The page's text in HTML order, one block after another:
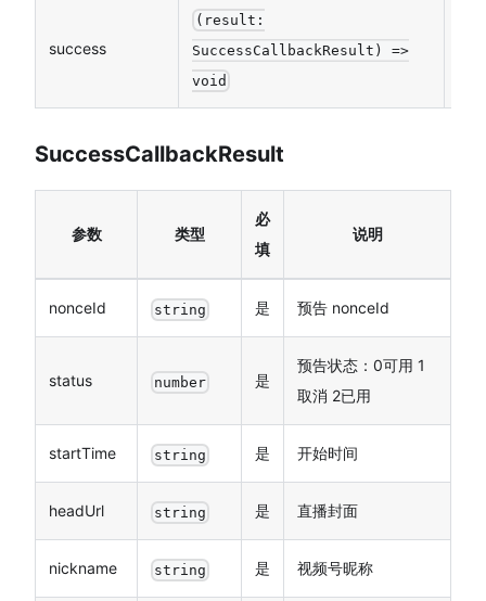
success
(result:
SuccessCallbackResult) =>
void
SuccessCallbackResult
参数 类型
必
填
说明
nonceId string 是 预告 nonceId
status number 是
预告状态：0可用 1
取消 2已用
startTime string 是 开始时间
headUrl string 是 直播封面
nickname string 是 视频号昵称